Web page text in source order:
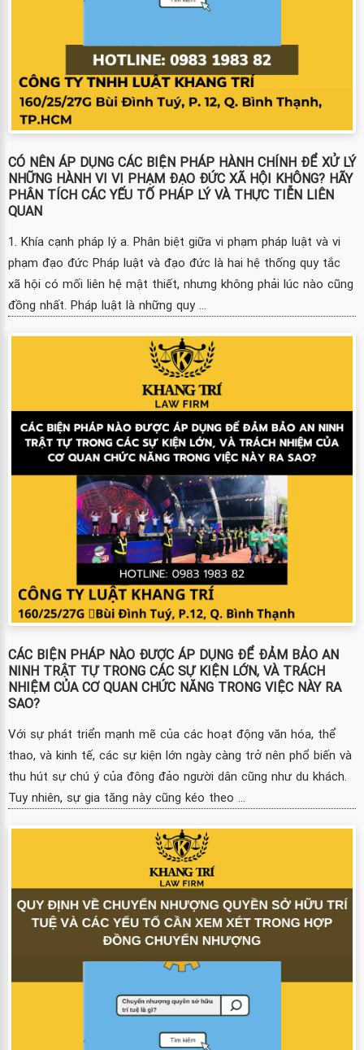
CÓ NÊN ÁP DỤNG CÁC BIỆN PHÁP HÀNH CHÍNH ĐỂ XỬ LÝ
NHỮNG HÀNH VI VI PHẠM ĐẠO ĐỨC XÃ HỘI KHÔNG? HÃY
PHÂN TÍCH CÁC YẾU TỐ PHÁP LÝ VÀ THỰC TIỄN LIÊN
QUAN
1. Khía cạnh pháp lý a. Phân biệt giữa vi phạm pháp luật và vi
phạm đạo đức Pháp luật và đạo đức là hai hệ thống quy tắc
xã hội có mối liên hệ mật thiết, nhưng không phải lúc nào cũng
đồng nhất. Pháp luật là những quy ...
CÁC BIỆN PHÁP NÀO ĐƯỢC ÁP DỤNG ĐỂ ĐẢM BẢO AN
NINH TRẬT TỰ TRONG CÁC SỰ KIỆN LỚN, VÀ TRÁCH
NHIỆM CỦA CƠ QUAN CHỨC NĂNG TRONG VIỆC NÀY RA
SAO?
Với sự phát triển mạnh mẽ của các hoạt động văn hóa, thể
thao, và kinh tế, các sự kiện lớn ngày càng trở nên phổ biến và
thu hút sự chú ý của đông đảo người dân cũng như du khách.
Tuy nhiên, sự gia tăng này cũng kéo theo ...